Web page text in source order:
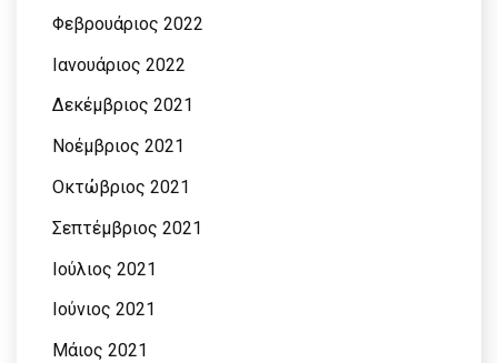
Φεβρουάριος 2022
Ιανουάριος 2022
Δεκέμβριος 2021
Νοέμβριος 2021
Οκτώβριος 2021
Σεπτέμβριος 2021
Ιούλιος 2021
Ιούνιος 2021
Μάιος 2021